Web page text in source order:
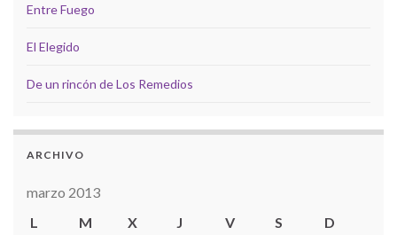
Entre Fuego
El Elegido
De un rincón de Los Remedios
ARCHIVO
marzo 2013
L
M X J V S
D